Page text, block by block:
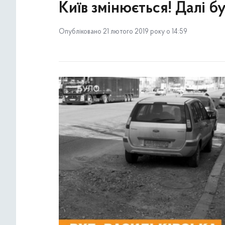
Київ змінюється! Далі
Опубліковано 21 лютого 2019 року о 14:59